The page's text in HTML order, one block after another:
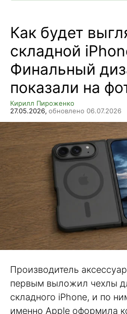
Как будет
складной
Финальный
показали на
Кирилл Пироженко
27.05.2026, обновлено 06.07.2026
Производитель
первым выложил чехлы
складного iPhone, и по
именно Apple оформила